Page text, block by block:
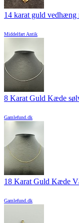
14 karat guld vedhæng
Middelfart Antik
8 Karat Guld Kæde
Gamlefund.dk
18 Karat Guld Kæde
Gamlefund.dk